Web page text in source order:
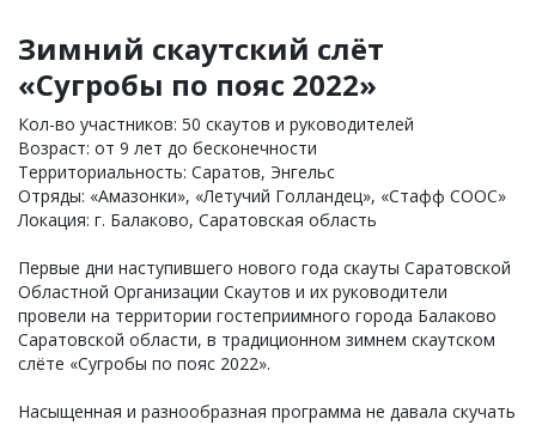
Зимний скаутский слёт
«Сугробы по пояс 2022»
Кол-во участников: 50 скаутов и руководителей
Возраст: от 9 лет до бесконечности
Территориальность: Саратов, Энгельс
Отряды: «Амазонки», «Летучий Голландец», «Стафф СООС»
Локация: г. Балаково, Саратовская область
Первые дни наступившего нового года скауты Саратовской
Областной Организации Скаутов и их руководители
провели на территории гостеприимного города Балаково
Саратовской области, в традиционном зимнем скаутском
слёте «Сугробы по пояс 2022».
Насыщенная и разнообразная программа не давала скучать